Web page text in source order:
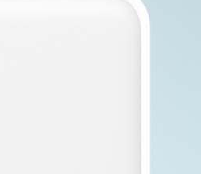
versorgungstechnischen